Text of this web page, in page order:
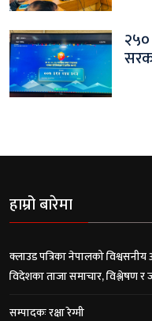
हाम्रो बारेमा
क्लाउड पत्रिका नेपालको
विदेशका ताजा समाचार, विश्लेषण र
सम्पादकः रक्षा रेग्मी